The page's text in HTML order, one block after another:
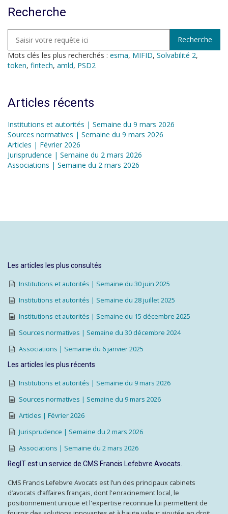
Recherche
Mots clés les plus recherchés : esma, MIFID, Solvabilité 2,
token, fintech, amld, PSD2
Articles récents
Institutions et autorités | Semaine du 9 mars 2026
Sources normatives | Semaine du 9 mars 2026
Articles | Février 2026
Jurisprudence | Semaine du 2 mars 2026
Associations | Semaine du 2 mars 2026
Les articles les plus consultés
Institutions et autorités | Semaine du 30 juin 2025
Institutions et autorités | Semaine du 28 juillet 2025
Institutions et autorités | Semaine du 15 décembre 2025
Sources normatives | Semaine du 30 décembre 2024
Associations | Semaine du 6 janvier 2025
Les articles les plus récents
Institutions et autorités | Semaine du 9 mars 2026
Sources normatives | Semaine du 9 mars 2026
Articles | Février 2026
Jurisprudence | Semaine du 2 mars 2026
Associations | Semaine du 2 mars 2026
RegIT est un service de CMS Francis Lefebvre Avocats.
CMS Francis Lefebvre Avocats est l’un des principaux cabinets
d’avocats d’affaires français, dont l'enracinement local, le
positionnement unique et l'expertise reconnue lui permettent de